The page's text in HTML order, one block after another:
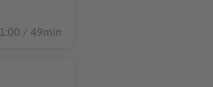
/ 49min